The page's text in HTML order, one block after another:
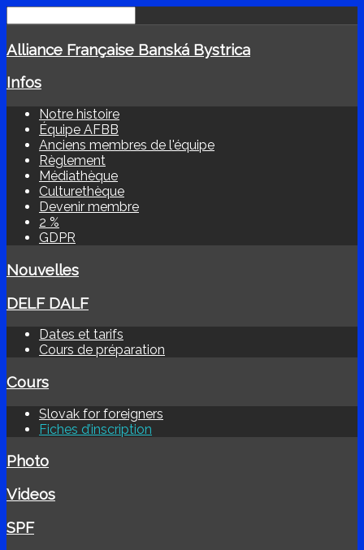
Alliance Française Banská Bystrica
Infos
Notre histoire
Équipe AFBB
Anciens membres de l'équipe
Règlement
Médiathèque
Culturethèque
Devenir membre
2 %
GDPR
Nouvelles
DELF DALF
Dates et tarifs
Cours de préparation
Cours
Slovak for foreigners
Fiches d’inscription
Photo
Videos
SPF